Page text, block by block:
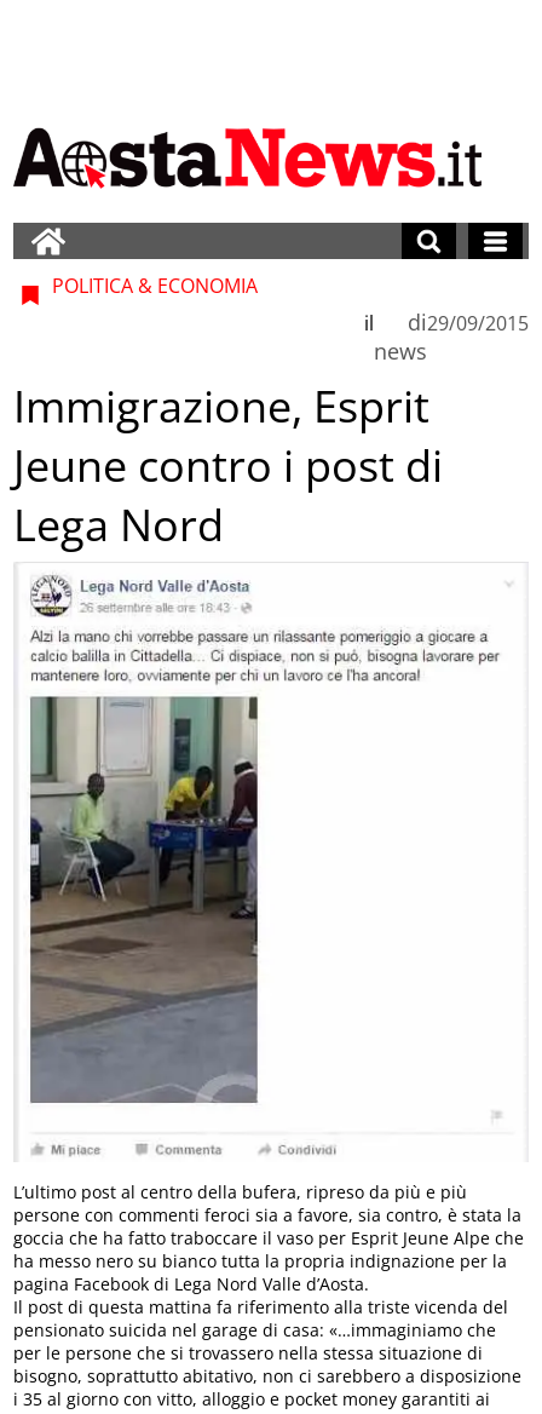
POLITICA & ECONOMIA
di
news
il 29/09/2015
Immigrazione, Esprit
Jeune contro i post di
Lega Nord
L’ultimo post al centro della bufera, ripreso da più e più
persone con commenti feroci sia a favore, sia contro, è stata la
goccia che ha fatto traboccare il vaso per Esprit Jeune Alpe che
ha messo nero su bianco tutta la propria indignazione per la
pagina Facebook di Lega Nord Valle d’Aosta.
Il post di questa mattina fa riferimento alla triste vicenda del
pensionato suicida nel garage di casa: «…immaginiamo che
per le persone che si trovassero nella stessa situazione di
bisogno, soprattutto abitativo, non ci sarebbero a disposizione
i 35 al giorno con vitto, alloggio e pocket money garantiti ai